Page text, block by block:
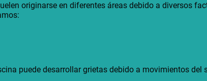
originarse en diferentes áreas debido a diversos
puede desarrollar grietas debido a movimientos del